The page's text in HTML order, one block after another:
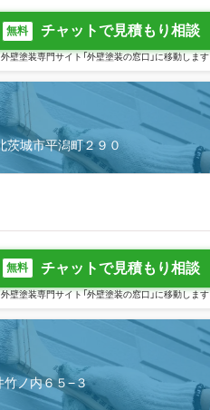
無料 チャットで見積もり相談
壁塗装専門サイト「外壁塗装の窓口」に移動します
茨城市平潟町２９０
無料 チャットで見積もり相談
壁塗装専門サイト「外壁塗装の窓口」に移動します
竹ノ内６５−３